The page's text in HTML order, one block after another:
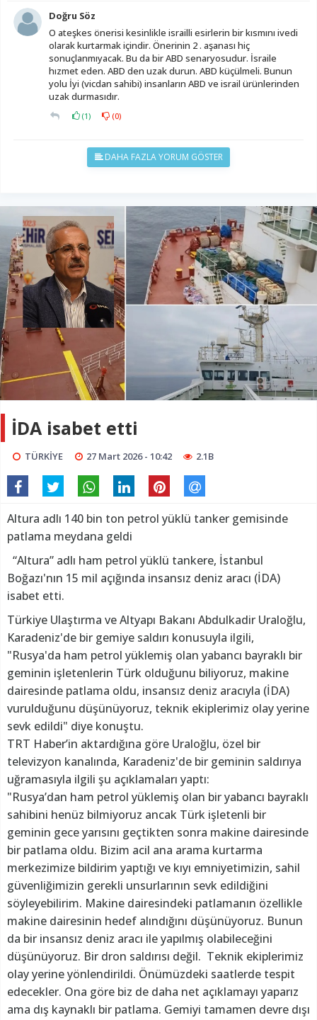
Doğru Söz
O ateşkes önerisi kesinlikle israilli esirlerin bir kısmını ivedi
olarak kurtarmak içindir. Önerinin 2 . aşanası hiç
sonuçlanmıyacak. Bu da bir ABD senaryosudur. İsraile
hızmet eden. ABD den uzak durun. ABD küçülmeli. Bunun
yolu İyi (vicdan sahibi) insanların ABD ve israil ürünlerinden
uzak durmasıdır.
(1) (0)
DAHA FAZLA YORUM GÖSTER
İDA isabet etti
TÜRKİYE 27 Mart 2026 - 10:42 2.1B
Altura adlı 140 bin ton petrol yüklü tanker gemisinde
patlama meydana geldi
“Altura” adlı ham petrol yüklü tankere, İstanbul
Boğazı'nın 15 mil açığında insansız deniz aracı (İDA)
isabet etti.
Türkiye Ulaştırma ve Altyapı Bakanı Abdulkadir Uraloğlu,
Karadeniz'de bir gemiye saldırı konusuyla ilgili,
"Rusya'da ham petrol yüklemiş olan yabancı bayraklı bir
geminin işletenlerin Türk olduğunu biliyoruz, makine
dairesinde patlama oldu, insansız deniz aracıyla (İDA)
vurulduğunu düşünüyoruz, teknik ekiplerimiz olay yerine
sevk edildi" diye konuştu.
TRT Haber’in aktardığına göre Uraloğlu, özel bir
televizyon kanalında, Karadeniz'de bir geminin saldırıya
uğramasıyla ilgili şu açıklamaları yaptı:
"Rusya’dan ham petrol yüklemiş olan bir yabancı bayraklı
sahibini henüz bilmiyoruz ancak Türk işletenli bir
geminin gece yarısını geçtikten sonra makine dairesinde
bir patlama oldu. Bizim acil ana arama kurtarma
merkezimize bildirim yaptığı ve kıyı emniyetimizin, sahil
güvenliğimizin gerekli unsurlarının sevk edildiğini
söyleyebilirim. Makine dairesindeki patlamanın özellikle
makine dairesinin hedef alındığını düşünüyoruz. Bunun
da bir insansız deniz aracı ile yapılmış olabileceğini
düşünüyoruz. Bir dron saldırısı değil. Teknik ekiplerimiz
olay yerine yönlendirildi. Önümüzdeki saatlerde tespit
edecekler. Ona göre biz de daha net açıklamayı yaparız
ama dış kaynaklı bir patlama. Gemiyi tamamen devre dışı